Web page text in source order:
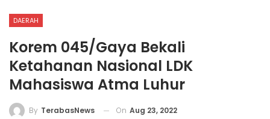
DAERAH
Korem 045/Gaya Bekali
Ketahanan Nasional LDK
Mahasiswa Atma Luhur
By TerabasNews On Aug 23, 2022